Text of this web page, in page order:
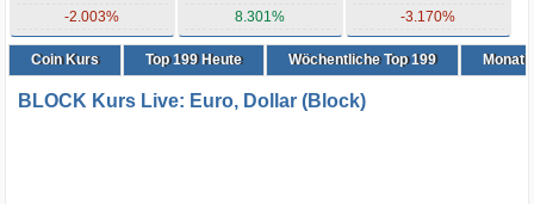
-2.003% 8.301% -3.170%
Coin Kurs Top199Heute Wöchentliche Top 199
BLOCK Kurs Live: Euro, Dollar (Block)